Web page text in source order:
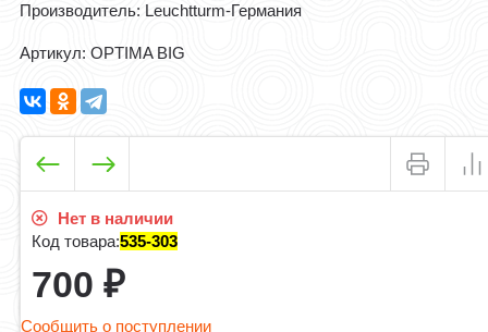
Производитель: Leuchtturm-Германия
Артикул: OPTIMA BIG
Нет в наличии
Код товара:535-303
700₽
Сообщить о поступлении